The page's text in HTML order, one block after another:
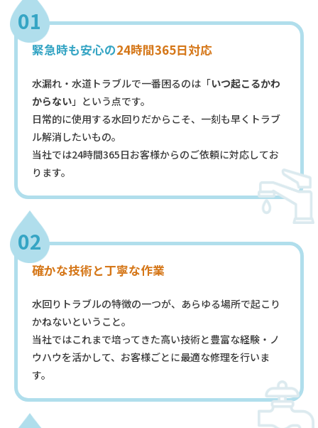
01
緊急時も安心の24時間365日対応
水漏れ・水道トラブルで一番困るのは「いつ起こるかわ
からない」という点です。
日常的に使用する水回りだからこそ、一刻も早くトラブ
ル解消したいもの。
当社では24時間365日お客様からのご依頼に対応してお
ります。
02
確かな技術と丁寧な作業
水回りトラブルの特徴の一つが、あらゆる場所で起こり
かねないということ。
当社ではこれまで培ってきた高い技術と豊富な経験・ノ
ウハウを活かして、お客様ごとに最適な修理を行いま
す。